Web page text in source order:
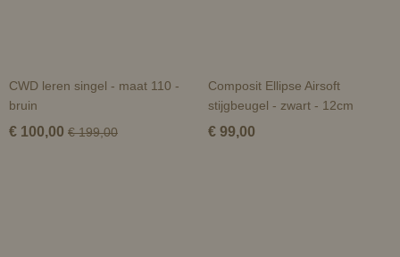
CWD leren singel - maat 110 -
bruin
€ 100,00 € 199,00
Composit Ellipse Airsoft
stijgbeugel - zwart - 12cm
€ 99,00